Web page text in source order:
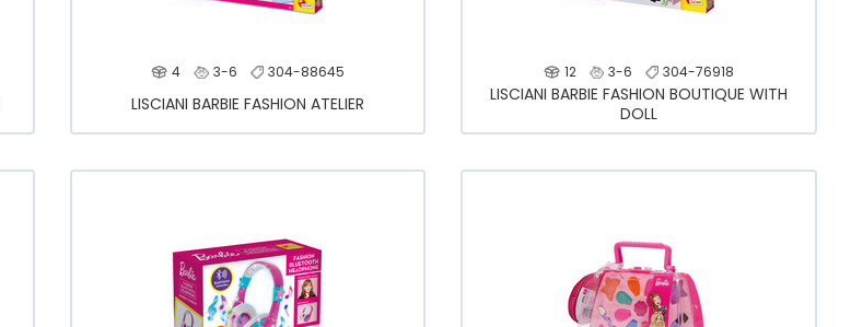
4 3-6 304-88645
LISCIANI BARBIE FASHION ATELIER
12 3-6 304-76918
LISCIANI BARBIE FASHION BOUTIQUE WITH
DOLL